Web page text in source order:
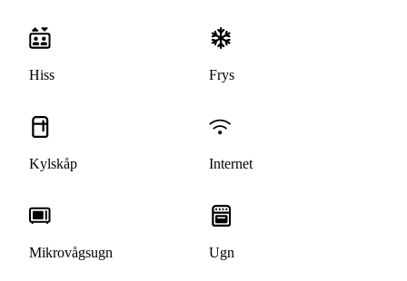
Hiss Frys
Kylskåp Internet
Mikrovågsugn Ugn